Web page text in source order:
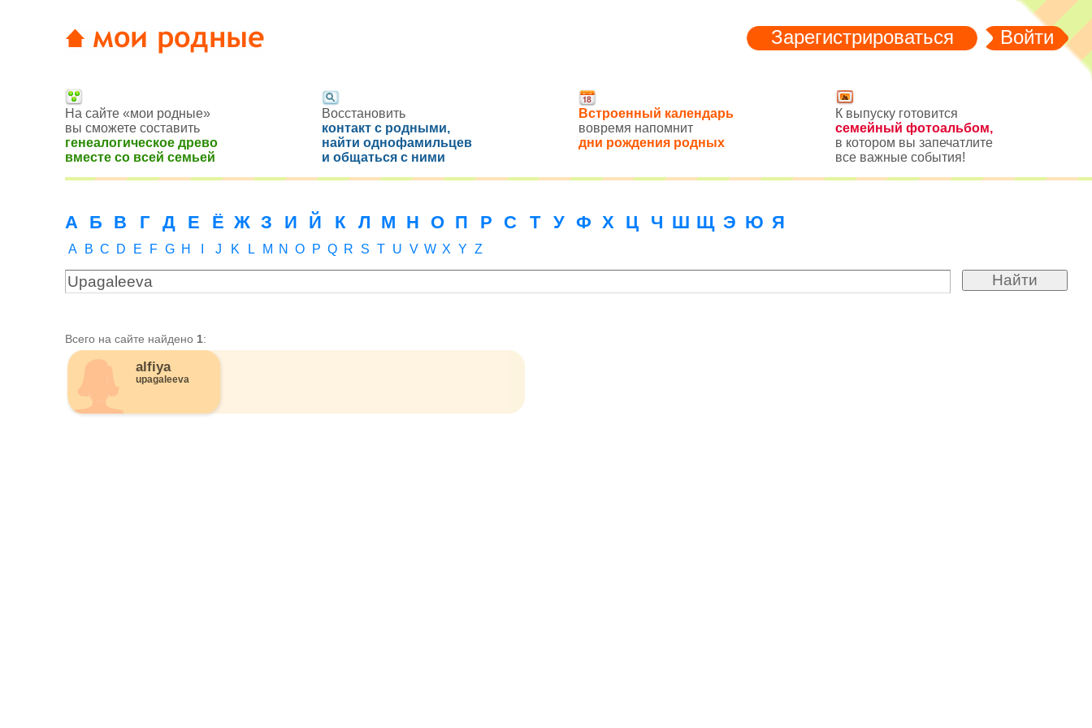
Зарегистрироваться Войти
На сайте «мои родные»
вы сможете составить
генеалогическое древо
вместе со всей семьей
Восстановить
контакт с родными,
найти однофамильцев
и общаться с ними
Встроенный календарь
вовремя напомнит
дни рождения родных
К выпуску готовится
семейный фотоальбом,
в котором вы запечатлите
все важные события!
А Б В Г Д Е Ё Ж З И Й К Л М Н О П Р С Т У Ф Х Ц Ч Ш Щ Э Ю Я
A B C D E F G H J K L M N O P Q R S T U V W X Y Z
Всего на сайте найдено 1:
alfiya
upagaleeva